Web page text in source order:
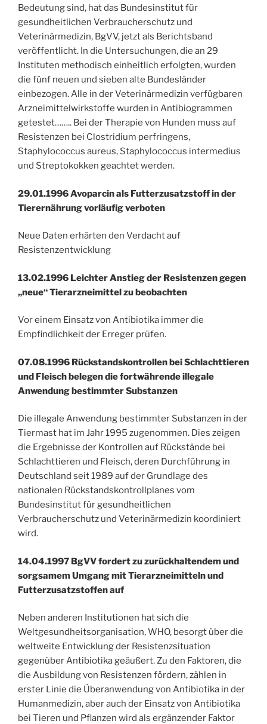
Bedeutung sind, hat das Bundesinstitut für
gesundheitlichen Verbraucherschutz und
Veterinärmedizin, BgVV, jetzt als Berichtsband
veröffentlicht. In die Untersuchungen, die an 29
Instituten methodisch einheitlich erfolgten, wurden
die fünf neuen und sieben alte Bundesländer
einbezogen. Alle in der Veterinärmedizin verfügbaren
Arzneimittelwirkstoffe wurden in Antibiogrammen
getestet…….. Bei der Therapie von Hunden muss auf
Resistenzen bei Clostridium perfringens,
Staphylococcus aureus, Staphylococcus intermedius
und Streptokokken geachtet werden.
29.01.1996 Avoparcin als Futterzusatzstoff in der
Tierernährung vorläufig verboten
Neue Daten erhärten den Verdacht auf
Resistenzentwicklung
13.02.1996 Leichter Anstieg der Resistenzen gegen
„neue“ Tierarzneimittel zu beobachten
Vor einem Einsatz von Antibiotika immer die
Empfindlichkeit der Erreger prüfen.
07.08.1996 Rückstandskontrollen bei Schlachttieren
und Fleisch belegen die fortwährende illegale
Anwendung bestimmter Substanzen
Die illegale Anwendung bestimmter Substanzen in der
Tiermast hat im Jahr 1995 zugenommen. Dies zeigen
die Ergebnisse der Kontrollen auf Rückstände bei
Schlachttieren und Fleisch, deren Durchführung in
Deutschland seit 1989 auf der Grundlage des
nationalen Rückstandskontrollplanes vom
Bundesinstitut für gesundheitlichen
Verbraucherschutz und Veterinärmedizin koordiniert
wird.
14.04.1997 BgVV fordert zu zurückhaltendem und
sorgsamem Umgang mit Tierarzneimitteln und
Futterzusatzstoffen auf
Neben anderen Institutionen hat sich die
Weltgesundheitsorganisation, WHO, besorgt über die
weltweite Entwicklung der Resistenzsituation
gegenüber Antibiotika geäußert. Zu den Faktoren, die
die Ausbildung von Resistenzen fördern, zählen in
erster Linie die Überanwendung von Antibiotika in der
Humanmedizin, aber auch der Einsatz von Antibiotika
bei Tieren und Pflanzen wird als ergänzender Faktor